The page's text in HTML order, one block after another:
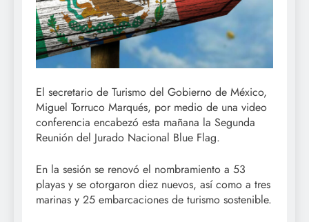
El secretario de Turismo del Gobierno de México,
Miguel Torruco Marqués, por medio de una video
conferencia encabezó esta mañana la Segunda
Reunión del Jurado Nacional Blue Flag.
En la sesión se renovó el nombramiento a 53
playas y se otorgaron diez nuevos, así como a tres
marinas y 25 embarcaciones de turismo sostenible.